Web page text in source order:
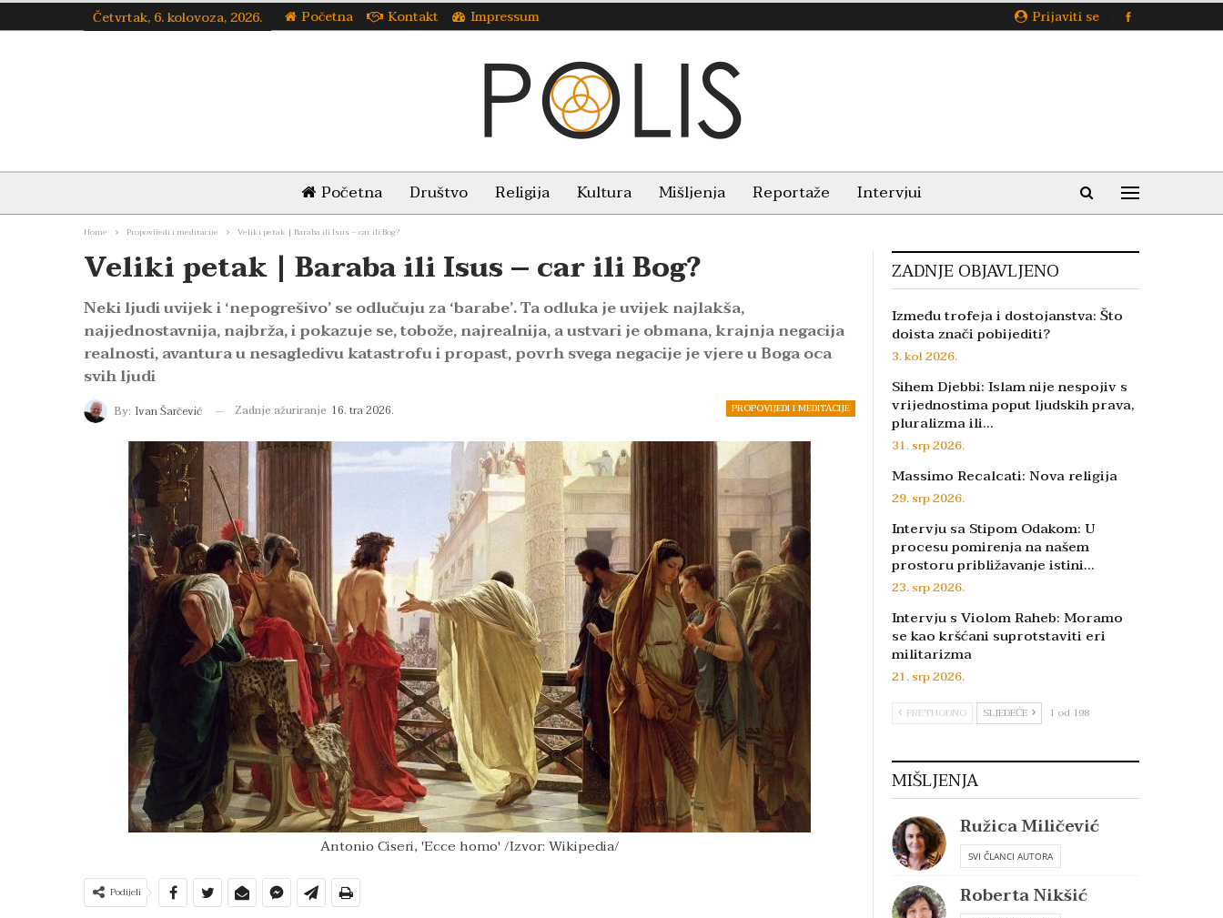
Prijaviti se
Četvrtak, 6. kolovoza, 2026. Početna Kontakt Impressum
Početna Društvo Religija Kultura Mišljenja Reportaže Intervjui
Home Propovijedi i meditacije Veliki petak | Baraba ili Isus – car ili Bog?
Veliki petak | Baraba ili Isus – car ili Bog?
Neki ljudi uvijek i ‘nepogrešivo’ se odlučuju za ‘barabe’. Ta odluka je uvijek najlakša,
najjednostavnija, najbrža, i pokazuje se, tobože, najrealnija, a ustvari je obmana, krajnja negacija
realnosti, avantura u nesagledivu katastrofu i propast, povrh svega negacije je vjere u Boga oca
svih ljudi
PROPOVIJEDI I MEDITACIJE
By: Ivan Šarčević Zadnje ažuriranje 16. tra 2026.
Antonio Ciseri, 'Ecce homo' /Izvor: Wikipedia/
Podijeli
ZADNJE OBJAVLJENO
Između trofeja i dostojanstva: Što
doista znači pobijediti?
3. kol 2026.
Sihem Djebbi: Islam nije nespojiv s
vrijednostima poput ljudskih prava,
pluralizma ili…
31. srp 2026.
Massimo Recalcati: Nova religija
29. srp 2026.
Intervju sa Stipom Odakom: U
procesu pomirenja na našem
prostoru približavanje istini…
23. srp 2026.
Intervju s Violom Raheb: Moramo
se kao kršćani suprotstaviti eri
militarizma
21. srp 2026.
PRETHODNO SLJEDEĆE 1 od 198
MIŠLJENJA
Ružica Miličević
SVI ČLANCI AUTORA
Roberta Nikšić